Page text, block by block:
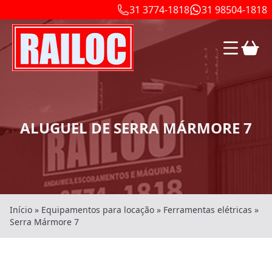
31 3774-1818 31 98504-1818
ALUGUEL DE SERRA MÁRMORE 7
Início » Equipamentos para locação » Ferramentas elétricas »
Serra Mármore 7